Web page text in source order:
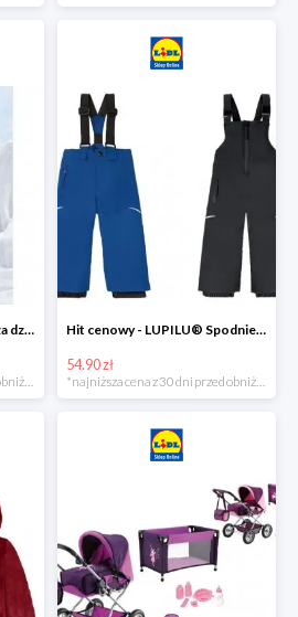
Hit cenowy - CRIVIT® Bluza dziewczęca z polaru Hit cenowy - LUPILU® Spodnie narciarskie chłopięce
54.90 zł